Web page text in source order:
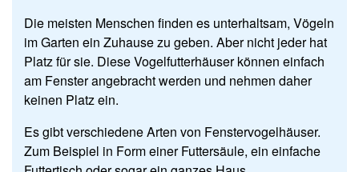
Die meisten Menschen finden es unterhaltsam, Vögeln
im Garten ein Zuhause zu geben. Aber nicht jeder hat
Platz für sie. Diese Vogelfutterhäuser können einfach
am Fenster angebracht werden und nehmen daher
keinen Platz ein.
Es gibt verschiedene Arten von Fenstervogelhäuser.
Zum Beispiel in Form einer Futtersäule, ein einfache